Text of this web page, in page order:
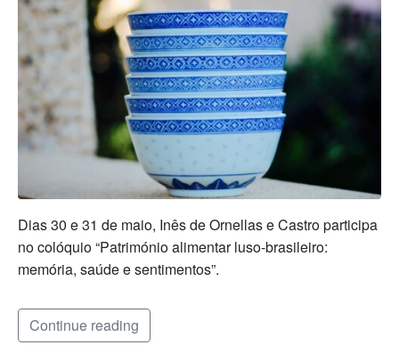
Dias 30 e 31 de maio, Inês de Ornellas e Castro participa
no colóquio “Património alimentar luso-brasileiro:
memória, saúde e sentimentos”.
Continue reading